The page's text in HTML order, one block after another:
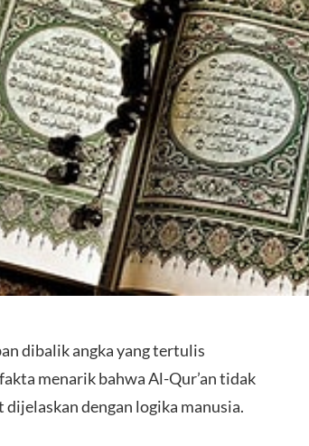
dibalik angka yang tertulis
menarik bahwa Al-Qur’an tidak
dengan logika manusia.